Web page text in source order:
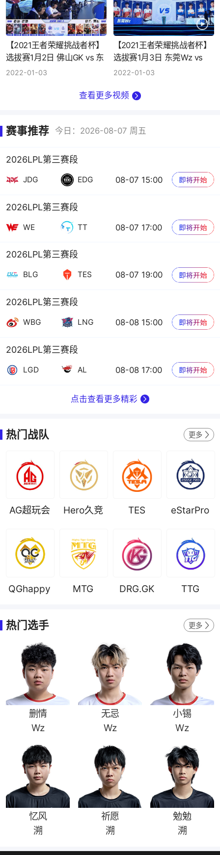
【2021王者荣耀挑战者杯】
选拔赛1月2日 佛山GK vs 东
莞Wz
2022-01-03
【2021王者荣耀挑战者杯】
选拔赛1月3日 东莞Wz vs
MD
2022-01-03
查看更多视频
赛事推荐 今日：2026-08-07 周五
2026LPL第三赛段
JDG EDG 08-07 15:00
2026LPL第三赛段
WE TT 08-07 17:00
2026LPL第三赛段
BLG TES 08-07 19:00
2026LPL第三赛段
WBG LNG 08-08 15:00
2026LPL第三赛段
LGD AL 08-08 17:00
点击查看更多精彩
热门战队 更多
AG超玩会 Hero久竞 TES eStarPro
QGhappy MTG DRG.GK TTG
热门选手 更多
删情
Wz
无忌
Wz
小锡
Wz
忆风
溯
祈愿
溯
勉勉
溯